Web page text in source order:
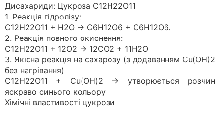
Дисахариди: Цукроза С12Н22О11
1. Реакція гідролізу:
С12Н22О11 + Н2О → С6Н12O6 + С6Н12O6.
2. Реакція повного окиснення:
C12H22O11 + 12O2 → 12CO2 + 11H2O
3. Якісна реакція на сахарозу (з додаванням Сu(ОН)2
без нагрівання)
C12H22O11 + Cu(OH)2 → утворюється розчин
яскраво синього кольору
Хімічні властивості цукрози